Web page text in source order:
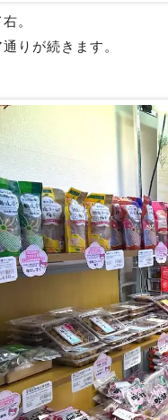
。
りが続きます。